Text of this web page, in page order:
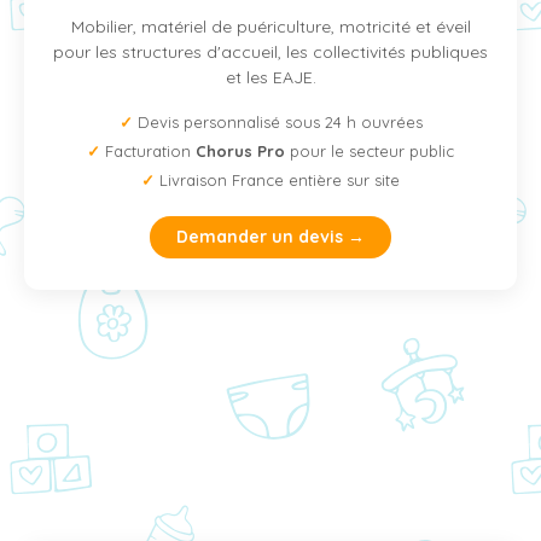
Mobilier, matériel de puériculture, motricité et éveil
pour les structures d'accueil, les collectivités publiques
et les EAJE.
✓ Devis personnalisé sous 24 h ouvrées
✓ Facturation Chorus Pro pour le secteur public
✓ Livraison France entière sur site
Demander un devis →